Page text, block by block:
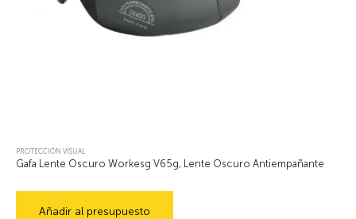
PROTECCIÓN VISUAL
Gafa Lente Oscuro Workesg V65g, Lente Oscuro Antiempañante
Añadir al presupuesto